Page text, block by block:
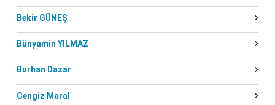
Bekir GÜNEŞ
Bünyamin YILMAZ
Burhan Dazar
Cengiz Maral